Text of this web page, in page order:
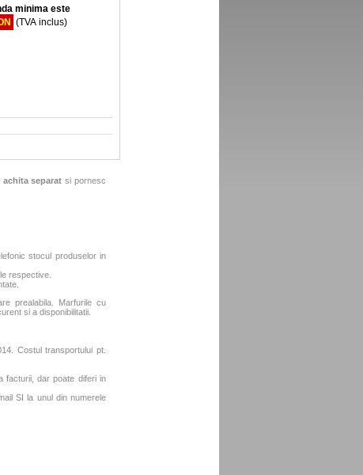
minima este
(TVA inclus)
separat si pornesc
stocul produselor in
respective.
prealabila. Marfurile cu
si a disponibilitatii.
Costul transportului pt.
facturii, dar poate diferi in
SI la unul din numerele